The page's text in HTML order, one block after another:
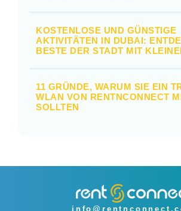
KOSTENLOSE UND GÜNSTIGE
AKTIVITÄTEN IN DUBAI:
BESTE DER STADT MIT
11 GRÜNDE, WARUM SIE EIN
WLAN VON RENTNCONNECT
SOLLTEN